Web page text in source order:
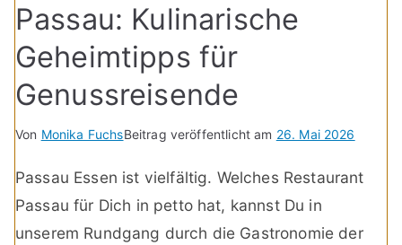
Passau: Kulinarische
Geheimtipps für
Genussreisende
Von Monika FuchsBeitrag veröffentlicht am 26. Mai 2026
Passau Essen ist vielfältig. Welches Restaurant
Passau für Dich in petto hat, kannst Du in
unserem Rundgang durch die Gastronomie der